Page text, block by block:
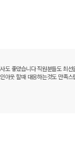
도 좋았습니다 직원분들도 최선
아웃 할때 대응하는것도 만족스